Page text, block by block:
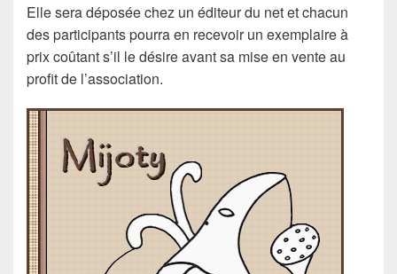
Elle sera déposée chez un éditeur du net et chacun
des participants pourra en recevoir un exemplaire à
prix coûtant s’il le désire avant sa mise en vente au
profit de l’association.